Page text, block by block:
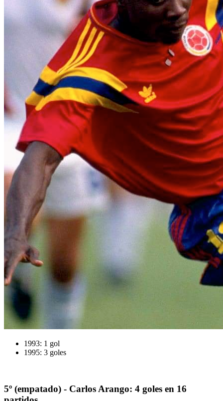
1993: 1 gol
1995: 3 goles
5º (empatado) - Carlos Arango: 4 goles en 16